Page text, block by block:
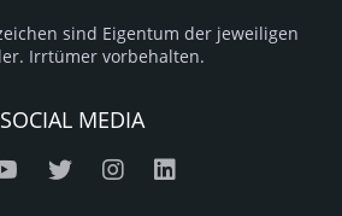
sind Eigentum der jeweiligen
Irrtümer vorbehalten.
SOCIAL MEDIA